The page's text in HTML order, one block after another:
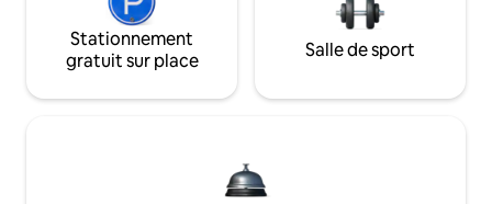
Stationnement
gratuit sur place
Salle de sport